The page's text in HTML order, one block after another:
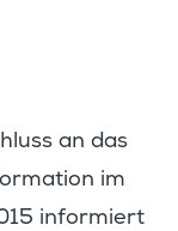
an das
im
infor­miert